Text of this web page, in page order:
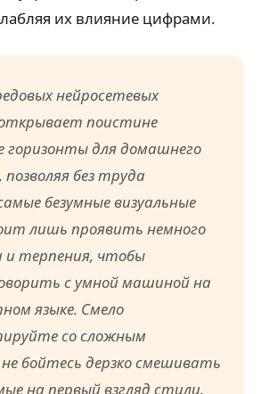
их влияние цифрами.
нейросетевых
поистине
горизонты для домашнего
без труда
безумные визуальные
лишь проявить немного
и терпения, чтобы
с умной машиной на
языке. Смело
со сложным
бойтесь дерзко смешивать
на первый взгляд стили.